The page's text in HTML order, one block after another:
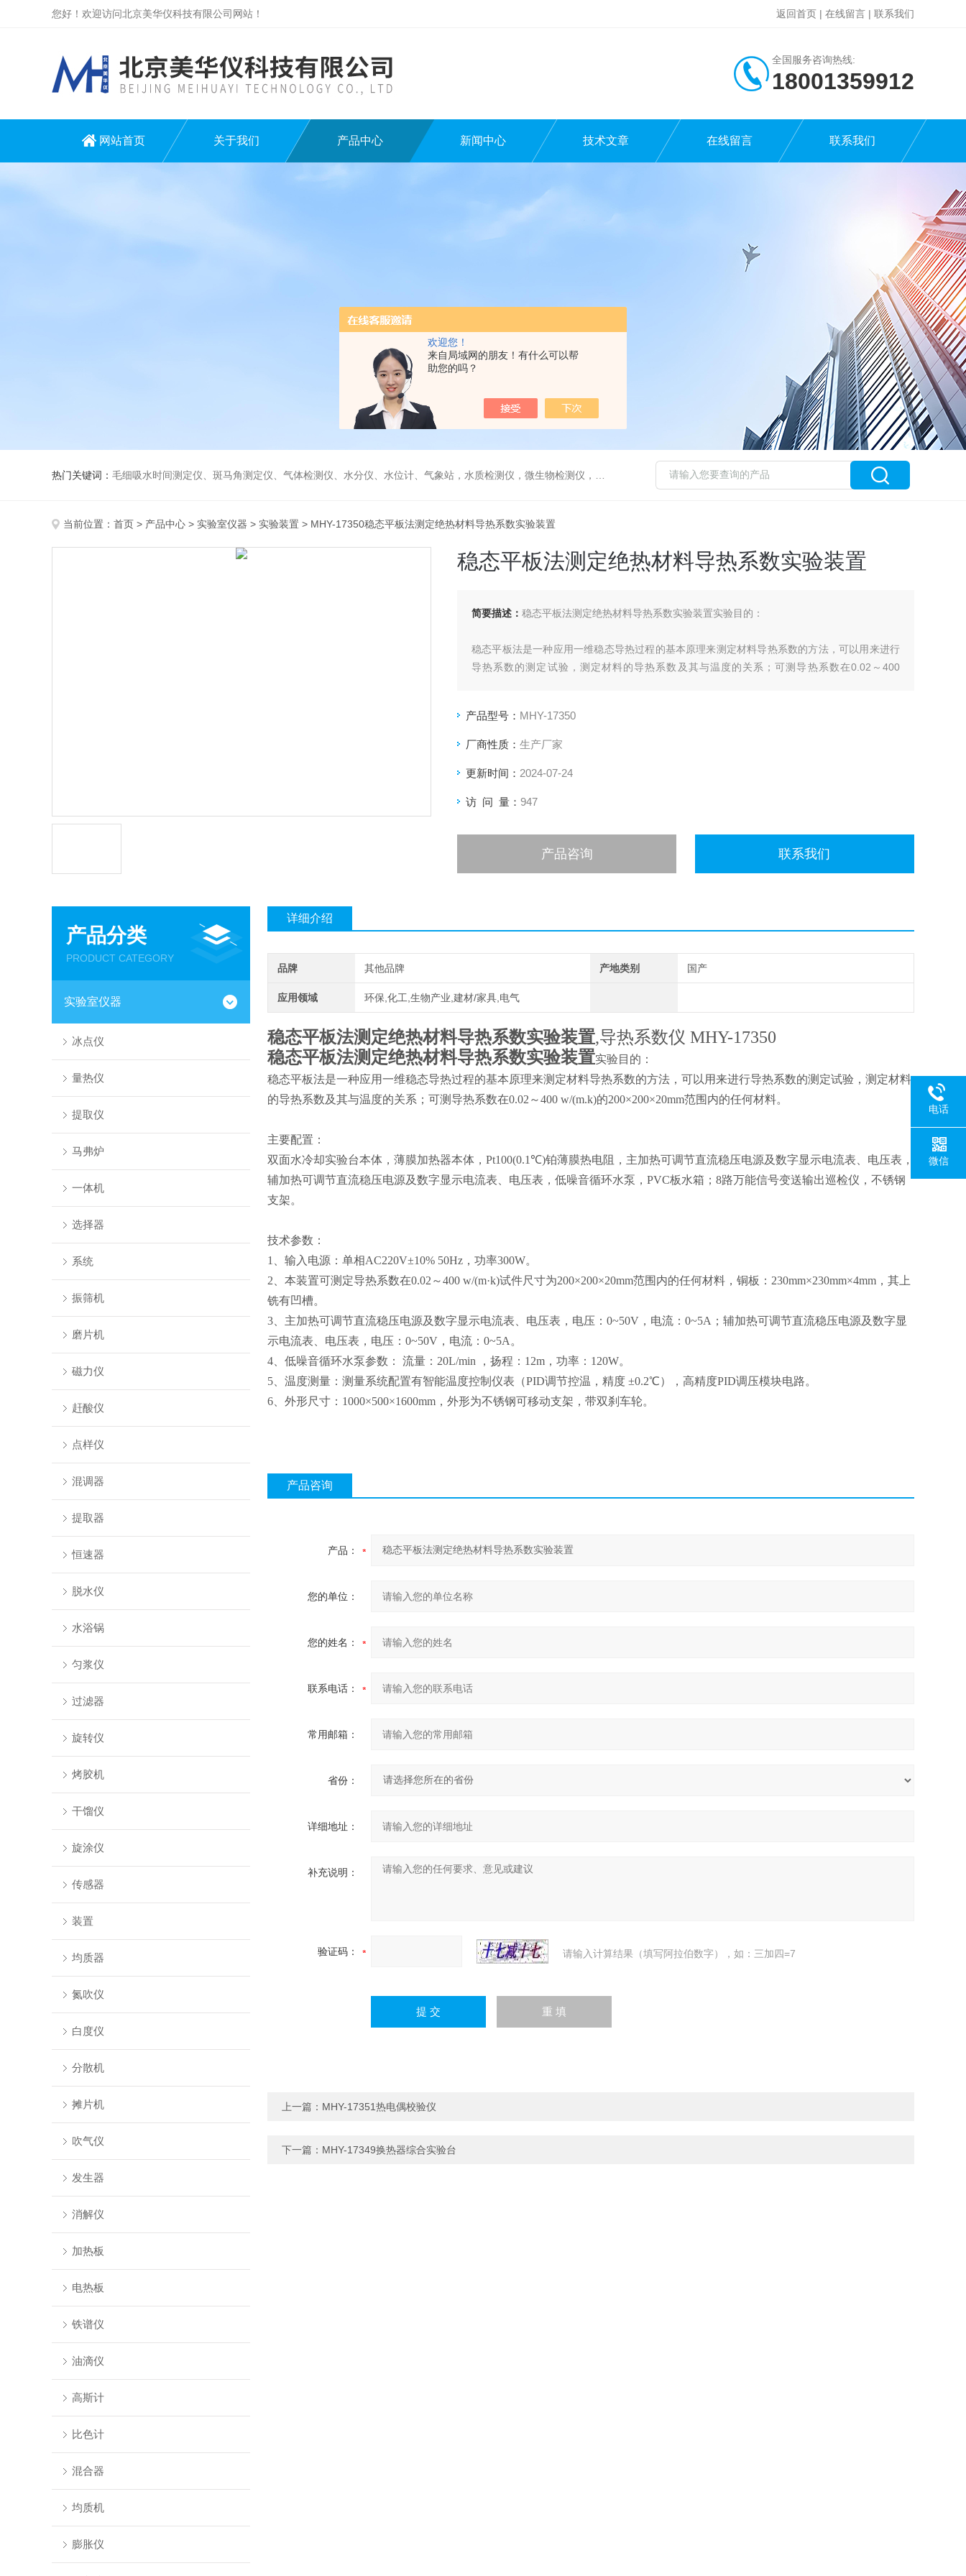
欢迎您！
来自局域网的朋友！有什么可以帮
助您的吗？
您好！欢迎访问北京美华仪科技有限公司网站！ 返回首页 | 在线留言 | 联系我们
全国服务咨询热线:
18001359912
网站首页 关于我们 产品中心 新闻中心 技术文章 在线留言 联系我们
热门关键词： 毛细吸水时间测定仪、斑马角测定仪、气体检测仪、水分仪、水位计、气象站，水质检测仪，微生物检测仪，气体检测仪
当前位置： 首页 > 产品中心 > 实验室仪器 > 实验装置 > MHY-17350稳态平板法测定绝热材料导热系数实验装置
稳态平板法测定绝热材料导热系数实验装置
简要描述： 稳态平板法测定绝热材料导热系数实验装置实验目的：
稳态平板法是一种应用一维稳态导热过程的基本原理来测定材料导热系数的方法，可以用来进行
导热系数的测定试验，测定材料的导热系数及其与温度的关系；可测导热系数在0.02～400
产品型号： MHY-17350
厂商性质： 生产厂家
更新时间： 2024-07-24
访 问 量： 947
产品咨询 联系我们
产品分类
PRODUCT CATEGORY
实验室仪器
冰点仪
量热仪
提取仪
马弗炉
一体机
选择器
系统
振筛机
磨片机
磁力仪
赶酸仪
点样仪
混调器
提取器
恒速器
脱水仪
水浴锅
匀浆仪
过滤器
旋转仪
烤胶机
干馏仪
旋涂仪
传感器
装置
均质器
氮吹仪
白度仪
分散机
摊片机
吹气仪
发生器
消解仪
加热板
电热板
铁谱仪
油滴仪
高斯计
比色计
混合器
均质机
膨胀仪
详细介绍
品牌 其他品牌 产地类别 国产
应用领域 环保,化工,生物产业,建材/家具,电气
稳态平板法测定绝热材料导热系数实验装置,导热系数仪 MHY-17350
稳态平板法测定绝热材料导热系数实验装置实验目的：
稳态平板法是一种应用一维稳态导热过程的基本原理来测定材料导热系数的方法，可以用来进行导热系数的测定试验，测定材料
的导热系数及其与温度的关系；可测导热系数在0.02～400 w/(m.k)的200×200×20mm范围内的任何材料。
主要配置：
双面水冷却实验台本体，薄膜加热器本体，Pt100(0.1℃)铂薄膜热电阻，主加热可调节直流稳压电源及数字显示电流表、电压表，
辅加热可调节直流稳压电源及数字显示电流表、电压表，低噪音循环水泵，PVC板水箱；8路万能信号变送输出巡检仪，不锈钢
支架。
技术参数：
1、输入电源：单相AC220V±10% 50Hz，功率300W。
2、本装置可测定导热系数在0.02～400 w/(m·k)试件尺寸为200×200×20mm范围内的任何材料，铜板：230mm×230mm×4mm，其上
铣有凹槽。
3、主加热可调节直流稳压电源及数字显示电流表、电压表，电压：0~50V，电流：0~5A；辅加热可调节直流稳压电源及数字显
示电流表、电压表，电压：0~50V，电流：0~5A。
4、低噪音循环水泵参数： 流量：20L/min ，扬程：12m，功率：120W。
5、温度测量：测量系统配置有智能温度控制仪表（PID调节控温，精度 ±0.2℃），高精度PID调压模块电路。
6、外形尺寸：1000×500×1600mm，外形为不锈钢可移动支架，带双刹车轮。
产品咨询
产品：
您的单位：
您的姓名：
联系电话：
常用邮箱：
省份：
详细地址：
补充说明：
验证码： 请输入计算结果（填写阿拉伯数字），如：三加四=7
上一篇： MHY-17351热电偶校验仪
下一篇： MHY-17349换热器综合实验台
电话
微信